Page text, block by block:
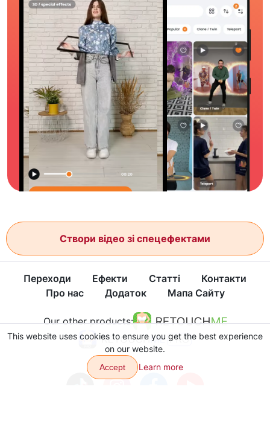
Створи відео зі спецефектами
Переходи Ефекти Статті
Контакти
Про нас
Додаток Мапа Сайту
Our other products:
This website uses cookies to ensure you get the best experience
on our website.
Accept Learn more